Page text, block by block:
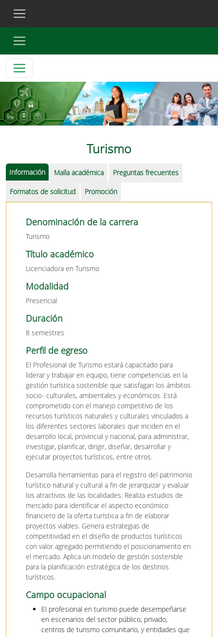
Turismo
Información Malla académica Preguntas frecuentes
Formatos de solicitud Promoción
Denominación de la carrera
Turismo
Título académico
Licenciado/a en Turismo
Modalidad
Presencial
Duración
8 semestres
Perfil de egreso
El Profesional de Turismo estará capacitado para
liderar y trabajar en equipo, tiene competencias en la
gestión turística sostenible que satisfagan los ámbitos
socio- culturales, ambientales y económicos. Está
comprometido con el manejo competitivo de los
recursos turísticos naturales y culturales vinculados a
los diferentes sectores laborales que inciden en el
desarrollo local, provincial y nacional, para administrar,
investigar, planificar, dirigir, diseñar, desarrollar y
ejecutar proyectos turísticos, entre otros.
Desarrolla herramientas para el registro del patrimonio
turístico natural y cultural a fin de jerarquizar y evaluar
los atractivos de las localidades. Realiza estudios de
mercado para identificar el aspecto económico
financiero de la oferta turística a fin de elaborar
proyectos viables. Genera estrategias de
competitividad en el diseño de productos turísticos
con valor agregado permitiendo el posicionamiento en
el mercado. Aplica un modelo de gestión sostenible
para la planificación estratégica de los destinos
turísticos.
Campo ocupacional
El profesional en turismo puede desempeñarse
en escenarios del sector público, privado,
centros de turismo comunitario, y entidades que